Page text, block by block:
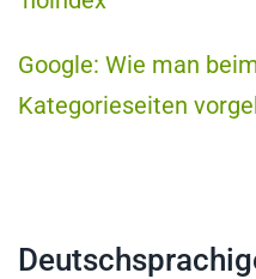
Google: Wie man
Kategorieseiten